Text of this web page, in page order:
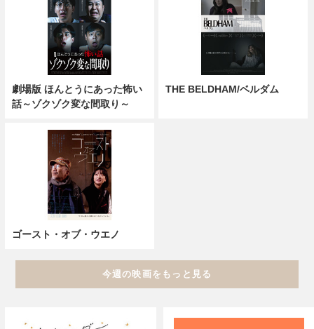
劇場版 ほんとうにあった怖い
話～ゾクゾク変な間取り～
THE BELDHAM/ベルダム
ゴースト・オブ・ウエノ
今週の映画をもっと見る